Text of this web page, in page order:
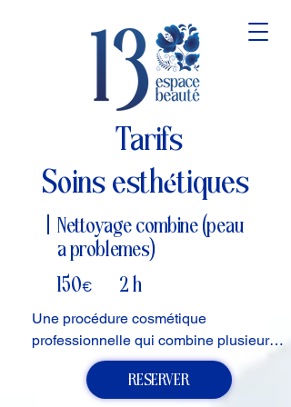
Tarifs
Soins esthétiques
Nettoyage combine (peau
a problemes)
150€ 2 h
Une procédure cosmétique
professionnelle qui combine plusieurs
méthodes de nettoyage afin d’éliminer
efficacement les impuretés, le sébum,
RESERVER